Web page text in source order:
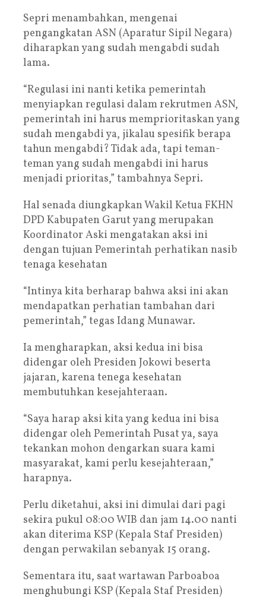
Sepri menambahkan, mengenai
pengangkatan ASN (Aparatur Sipil Negara)
diharapkan yang sudah mengabdi sudah
lama.
“Regulasi ini nanti ketika pemerintah
menyiapkan regulasi dalam rekrutmen ASN,
pemerintah ini harus memprioritaskan yang
sudah mengabdi ya, jikalau spesifik berapa
tahun mengabdi? Tidak ada, tapi teman-
teman yang sudah mengabdi ini harus
menjadi prioritas,” tambahnya Sepri.
Hal senada diungkapkan Wakil Ketua FKHN
DPD Kabupaten Garut yang merupakan
Koordinator Aski mengatakan aksi ini
dengan tujuan Pemerintah perhatikan nasib
tenaga kesehatan
“Intinya kita berharap bahwa aksi ini akan
mendapatkan perhatian tambahan dari
pemerintah,” tegas Idang Munawar.
Ia mengharapkan, aksi kedua ini bisa
didengar oleh Presiden Jokowi beserta
jajaran, karena tenega kesehatan
membutuhkan kesejahteraan.
“Saya harap aksi kita yang kedua ini bisa
didengar oleh Pemerintah Pusat ya, saya
tekankan mohon dengarkan suara kami
masyarakat, kami perlu kesejahteraan,”
harapnya.
Perlu diketahui, aksi ini dimulai dari pagi
sekira pukul 08:00 WIB dan jam 14.00 nanti
akan diterima KSP (Kepala Staf Presiden)
dengan perwakilan sebanyak 15 orang.
Sementara itu, saat wartawan Parboaboa
menghubungi KSP (Kepala Staf Presiden)